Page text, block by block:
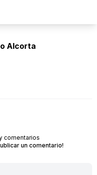
Alcorta
comentarios
un comentario!